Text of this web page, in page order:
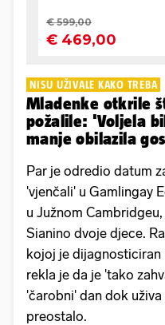
NISU UŽIVALE KAKO TREBA
Mladenke otkrile
požalile: 'Voljela
manje obilazila
Par je odredio datum
'vjenčali' u Gamlingay
u Južnom
Sianino dvoje djece.
kojoj je dijagnosticiran
rekla je da je 'tako
'čarobni' dan dok
preostalo.